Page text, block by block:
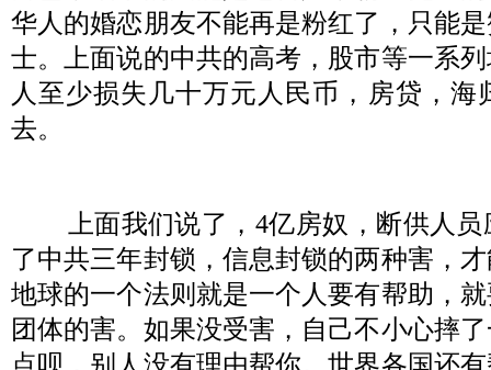
华人的婚恋朋友不能再是粉红了，只能
士。上面说的中共的高考，股市等一系
人至少损失几十万元人民币，房贷，海
去。
上面我们说了， 4亿房奴，断供人
了中共三年封锁，信息封锁的两种害，
地球的一个法则就是一个人要有帮助，
团体的害。如果没受害，自己不小心摔